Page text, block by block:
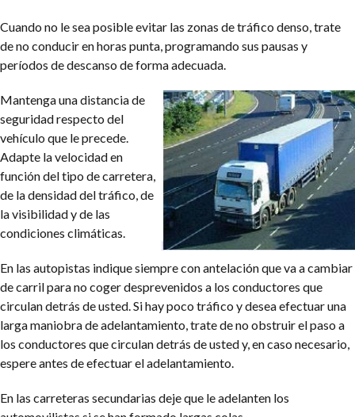
Cuando no le sea posible evitar las zonas de tráfico denso, trate
de no conducir en horas punta, programando sus pausas y
períodos de descanso de forma adecuada.
Mantenga una distancia de
seguridad respecto del
vehículo que le precede.
Adapte la velocidad en
función del tipo de carretera,
de la densidad del tráfico, de
la visibilidad y de las
condiciones climáticas.
En las autopistas indique siempre con antelación que va a cambiar
de carril para no coger desprevenidos a los conductores que
circulan detrás de usted. Si hay poco tráfico y desea efectuar una
larga maniobra de adelantamiento, trate de no obstruir el paso a
los conductores que circulan detrás de usted y, en caso necesario,
espere antes de efectuar el adelantamiento.
En las carreteras secundarias deje que le adelanten los